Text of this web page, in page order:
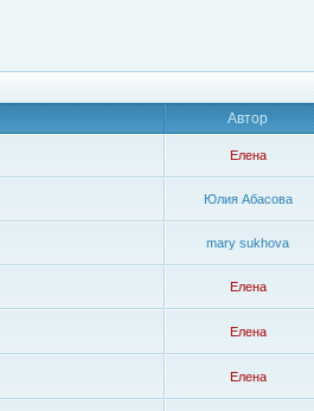
Автор
Елена
Юлия Абасова
mary sukhova
Елена
Елена
Елена